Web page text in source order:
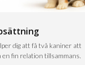
dig att få två kaniner att
en fin relation tillsammans.